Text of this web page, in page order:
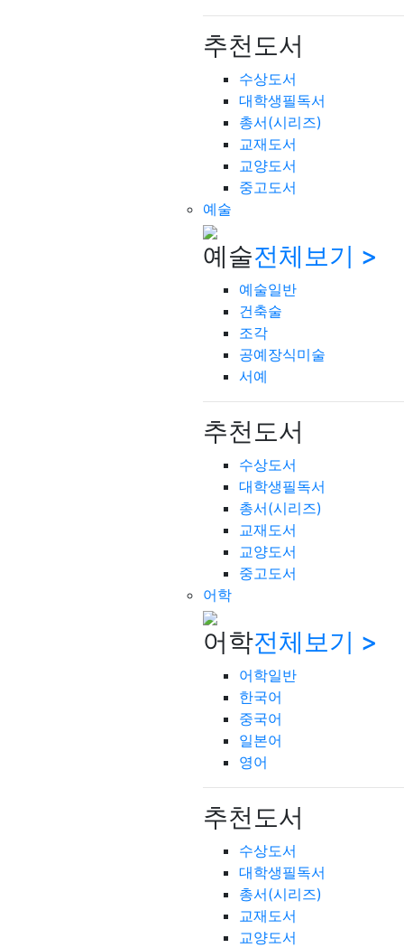
추천도서
수상도서
대학생필독서
총서(시리즈)
교재도서
교양도서
중고도서
예술
예술전체보기 >
예술일반
건축술
조각
공예장식미술
서예
추천도서
수상도서
대학생필독서
총서(시리즈)
교재도서
교양도서
중고도서
어학
어학전체보기 >
어학일반
한국어
중국어
일본어
영어
추천도서
수상도서
대학생필독서
총서(시리즈)
교재도서
교양도서